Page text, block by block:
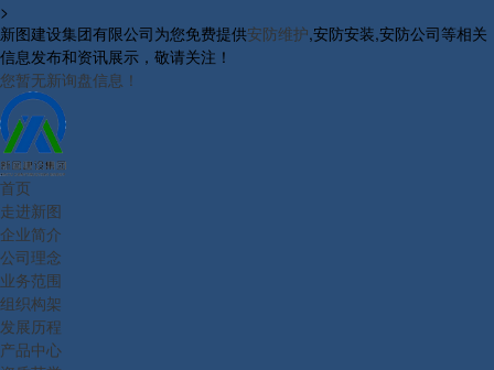
>
新图建设集团有限公司为您免费提供安防维护,安防安装,安防公司等相关
信息发布和资讯展示，敬请关注！
您暂无新询盘信息！
首页
走进新图
企业简介
公司理念
业务范围
组织构架
发展历程
产品中心